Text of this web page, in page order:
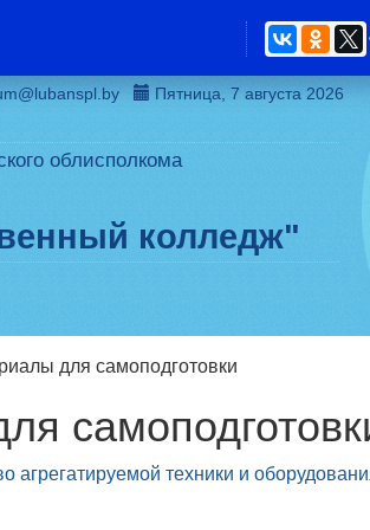
Пятница, 7 августа 2026
облисполкома
колледж"
для самоподготовки
агрегатируемой техники и